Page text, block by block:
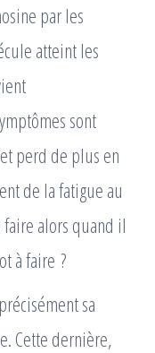
par les
atteint les
sont
perd de plus en
de la fatigue au
faire alors quand il
à faire ?
sa
Cette dernière,